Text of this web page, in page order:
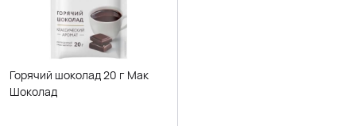
Горячий шоколад 20 г Мак
Шоколад